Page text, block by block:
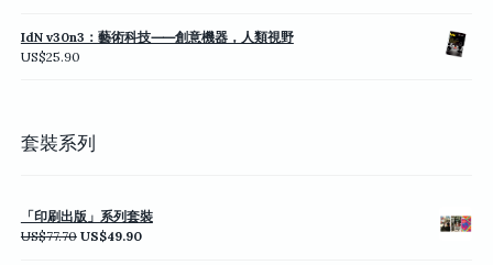
圍：
IdN v30n3：藝術科技⸺創意機器，人類視野
US$25.90
套裝系列
「印刷出版」系列套裝
US$77.70 原
US$49.90目